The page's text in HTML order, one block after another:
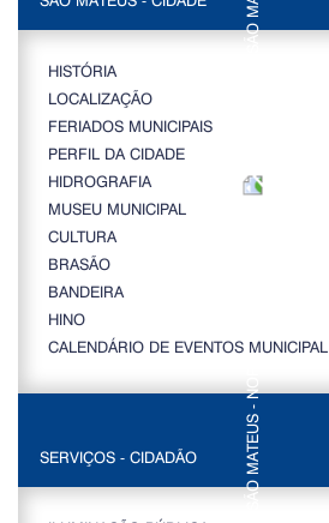
HISTÓRIA
LOCALIZAÇÃO
FERIADOS MUNICIPAIS
PERFIL DA CIDADE
HIDROGRAFIA
MUSEU MUNICIPAL
CULTURA
BRASÃO
BANDEIRA
HINO
CALENDÁRIO DE EVENTOS MUNICIPAL
SERVIÇOS - CIDADÃO